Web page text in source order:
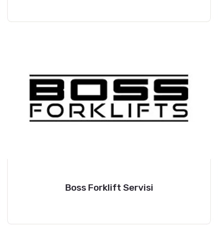
Boss Forklift Servisi